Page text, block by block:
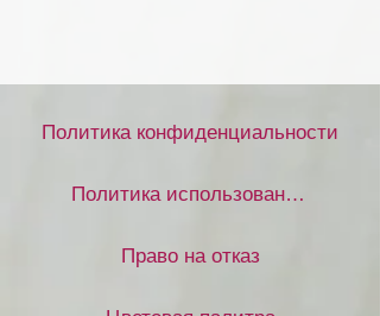
Политика конфиденциальности
Политика использования файлов cookie
Право на отказ